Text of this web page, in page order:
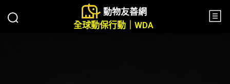
動物友善網
全球動保行動｜WDA